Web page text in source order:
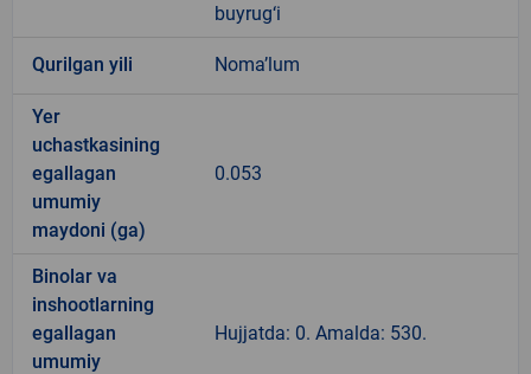
buyrug‘i
Qurilgan yili Noma’lum
Yer
uchastkasining
egallagan
umumiy
maydoni (ga)
0.053
Binolar va
inshootlarning
egallagan
umumiy
Hujjatda: 0. Amalda: 530.